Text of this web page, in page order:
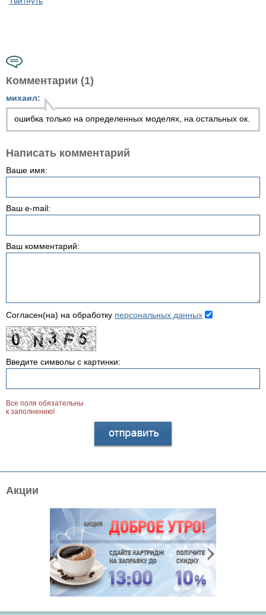
Акции
Комментарии (1)
михаил:
ошибка только на определенных моделях, на остальных ок.
Написать комментарий
Ваше имя:
Ваш e-mail:
Ваш комментарий:
Согласен(на) на обработку персональных данных
Введите символы с картинки:
Все поля обязательны
к заполнению!